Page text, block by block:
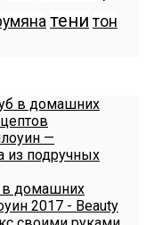
тени тон
в домашних
—
из подручных
в домашних
2017 - Beauty